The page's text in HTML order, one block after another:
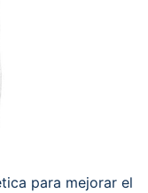
para mejorar el